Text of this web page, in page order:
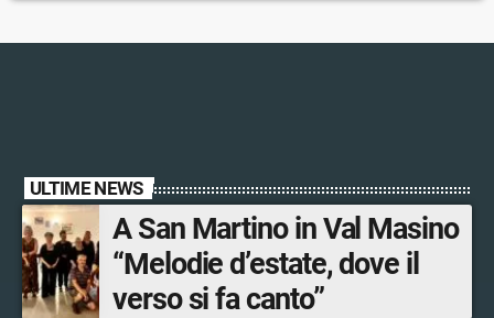
ULTIME NEWS
A San Martino in Val Masino
“Melodie d’estate, dove il
verso si fa canto”